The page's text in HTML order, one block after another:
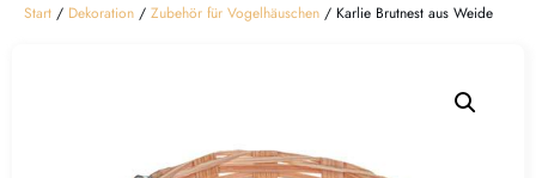
Start / Dekoration / Zubehör für Vogelhäuschen / Karlie Brutnest aus Weide